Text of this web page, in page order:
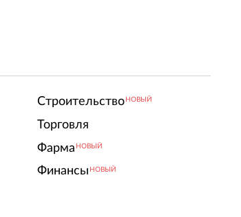
Строительство НОВЫЙ
Торговля
Фарма НОВЫЙ
Финансы НОВЫЙ